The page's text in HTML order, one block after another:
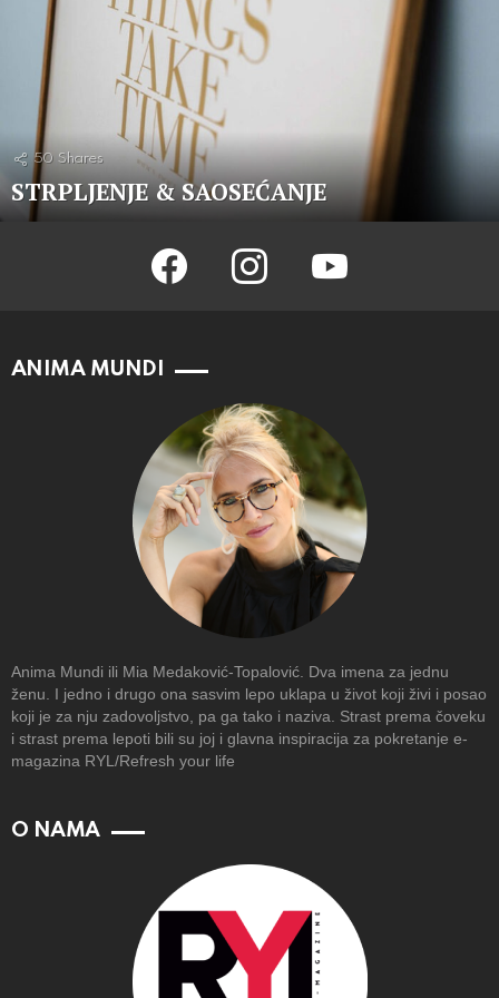
50 Shares
STRPLJENJE & SAOSEĆANJE
facebook instagram youtube
ANIMA MUNDI
Anima Mundi ili Mia Medaković-Topalović. Dva imena za jednu
ženu. I jedno i drugo ona sasvim lepo uklapa u život koji živi i posao
koji je za nju zadovoljstvo, pa ga tako i naziva. Strast prema čoveku
i strast prema lepoti bili su joj i glavna inspiracija za pokretanje e-
magazina RYL/Refresh your life
O NAMA